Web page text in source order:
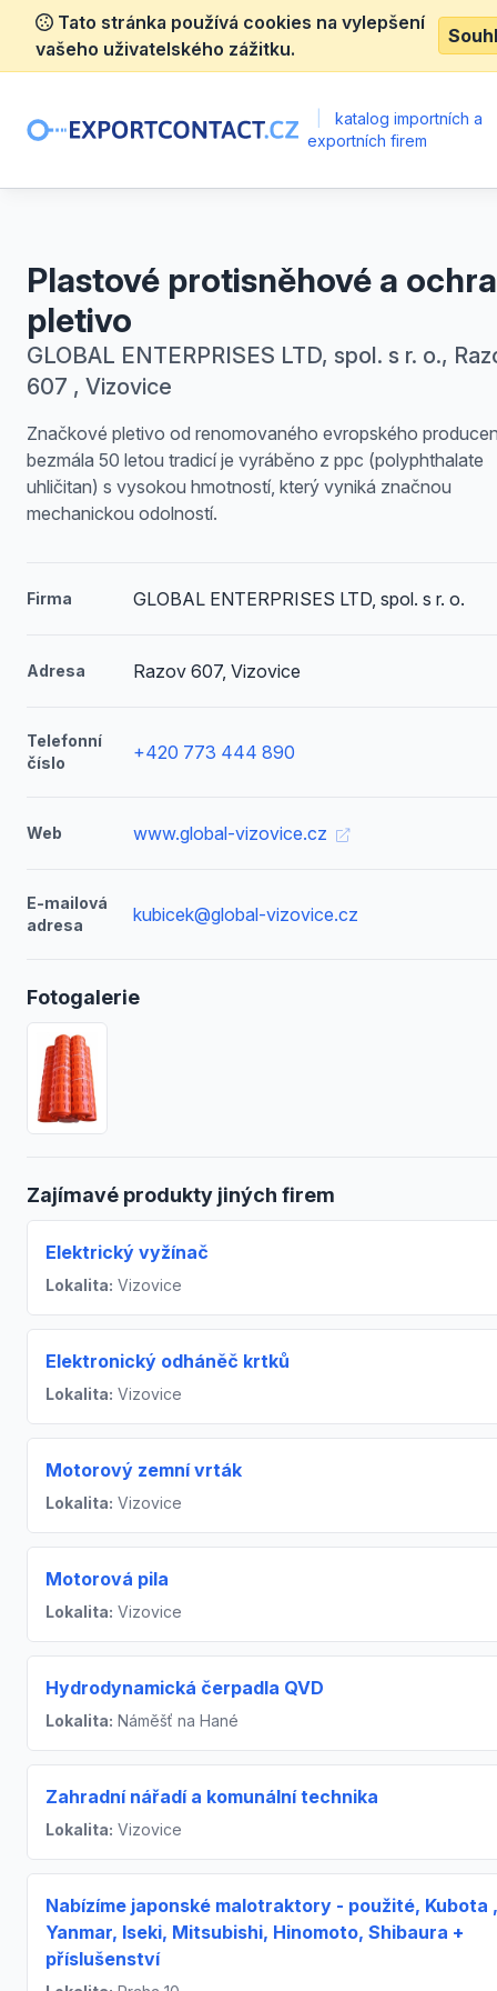
Tato stránka používá cookies na vylepšení
vašeho uživatelského zážitku.
katalog importních a
exportních firem
Plastové protisněhové a
pletivo
GLOBAL ENTERPRISES LTD, spol. s r. o.,
607 , Vizovice
Značkové pletivo od renomovaného evropského
bezmála 50 letou tradicí je vyráběno z ppc (polyphthalate
uhličitan) s vysokou hmotností, který vyniká značnou
mechanickou odolností.
Firma GLOBAL ENTERPRISES LTD, spol. s r. o.
Adresa Razov 607, Vizovice
Telefonní
číslo
+420 773 444 890
Web www.global-vizovice.cz
E-mailová
adresa
kubicek@global-vizovice.cz
Fotogalerie
Zajímavé produkty jiných firem
Elektrický vyžínač
Lokalita: Vizovice
Elektronický odháněč krtků
Lokalita: Vizovice
Motorový zemní vrták
Lokalita: Vizovice
Motorová pila
Lokalita: Vizovice
Hydrodynamická čerpadla QVD
Lokalita: Náměšť na Hané
Zahradní nářadí a komunální technika
Lokalita: Vizovice
Nabízíme japonské malotraktory - použité, Kubota ,
Yanmar, Iseki, Mitsubishi, Hinomoto, Shibaura +
příslušenství